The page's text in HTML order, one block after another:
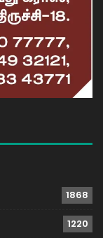
1868
1220